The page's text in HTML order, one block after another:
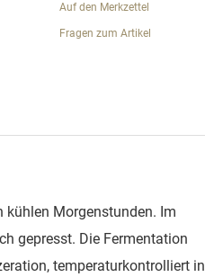
Auf den Merkzettel
Fragen zum Artikel
kühlen Morgenstunden. Im
gepresst. Die Fermentation
temperaturkontrolliert in